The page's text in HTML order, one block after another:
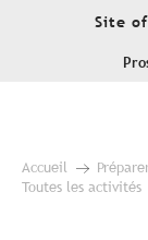
Site
Accueil
Toutes les activités